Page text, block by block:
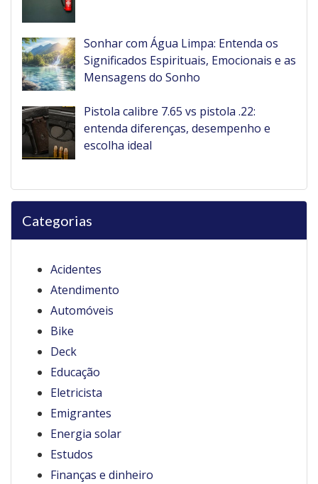
Sonhar com Água Limpa: Entenda os
Significados Espirituais, Emocionais e as
Mensagens do Sonho
Pistola calibre 7.65 vs pistola .22:
entenda diferenças, desempenho e
escolha ideal
Categorias
Acidentes
Atendimento
Automóveis
Bike
Deck
Educação
Eletricista
Emigrantes
Energia solar
Estudos
Finanças e dinheiro